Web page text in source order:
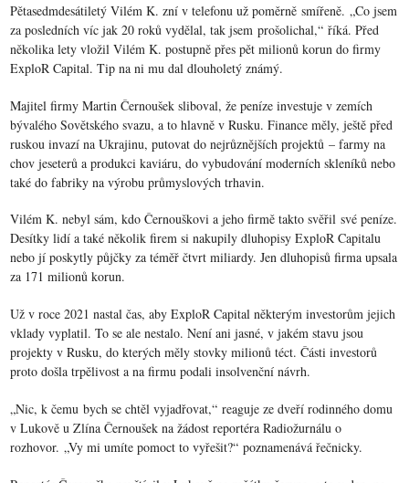
Pětasedmdesátiletý Vilém K. zní v telefonu už poměrně smířeně. „Co jsem
za posledních víc jak 20 roků vydělal, tak jsem prošolichal,“ říká. Před
několika lety vložil Vilém K. postupně přes pět milionů korun do firmy
ExploR Capital. Tip na ni mu dal dlouholetý známý.
Majitel firmy Martin Černoušek sliboval, že peníze investuje v zemích
bývalého Sovětského svazu, a to hlavně v Rusku. Finance měly, ještě před
ruskou invazí na Ukrajinu, putovat do nejrůznějších projektů – farmy na
chov jeseterů a produkci kaviáru, do vybudování moderních skleníků nebo
také do fabriky na výrobu průmyslových trhavin.
Vilém K. nebyl sám, kdo Černouškovi a jeho firmě takto svěřil své peníze.
Desítky lidí a také několik firem si nakupily dluhopisy ExploR Capitalu
nebo jí poskytly půjčky za téměř čtvrt miliardy. Jen dluhopisů firma upsala
za 171 milionů korun.
Už v roce 2021 nastal čas, aby ExploR Capital některým investorům jejich
vklady vyplatil. To se ale nestalo. Není ani jasné, v jakém stavu jsou
projekty v Rusku, do kterých měly stovky milionů téct. Části investorů
proto došla trpělivost a na firmu podali insolvenční návrh.
„Nic, k čemu bych se chtěl vyjadřovat,“ reaguje ze dveří rodinného domu
v Lukově u Zlína Černoušek na žádost reportéra Radiožurnálu o
rozhovor. „Vy mi umíte pomoct to vyřešit?“ poznamenává řečnicky.